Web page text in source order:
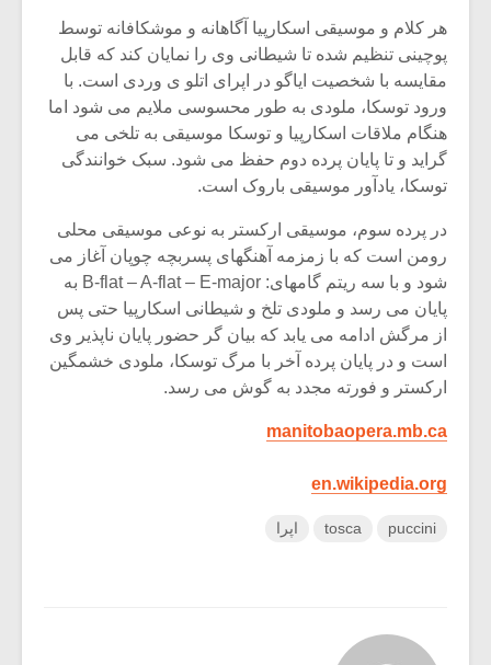
هر کلام و موسیقی اسکارپیا آگاهانه و موشکافانه توسط
پوچینی تنظیم شده تا شیطانی وی را نمایان کند که قابل
مقایسه با شخصیت ایاگو در اپرای اتلو ی وردی است. با
ورود توسکا، ملودی به طور محسوسی ملایم می شود اما
هنگام ملاقات اسکارپیا و توسکا موسیقی به تلخی می
گراید و تا پایان پرده دوم حفظ می شود. سبک خوانندگی
توسکا، یادآور موسیقی باروک است.
در پرده سوم، موسیقی ارکستر به نوعی موسیقی محلی
رومن است که با زمزمه آهنگهای پسربچه چوپان آغاز می
شود و با سه ریتم گامهای: B-flat – A-flat – E-major به
پایان می رسد و ملودی تلخ و شیطانی اسکارپیا حتی پس
از مرگش ادامه می یابد که بیان گر حضور پایان ناپذیر وی
است و در پایان پرده آخر با مرگ توسکا، ملودی خشمگین
ارکستر و فورته مجدد به گوش می رسد.
manitobaopera.mb.ca
en.wikipedia.org
puccini
tosca اپرا